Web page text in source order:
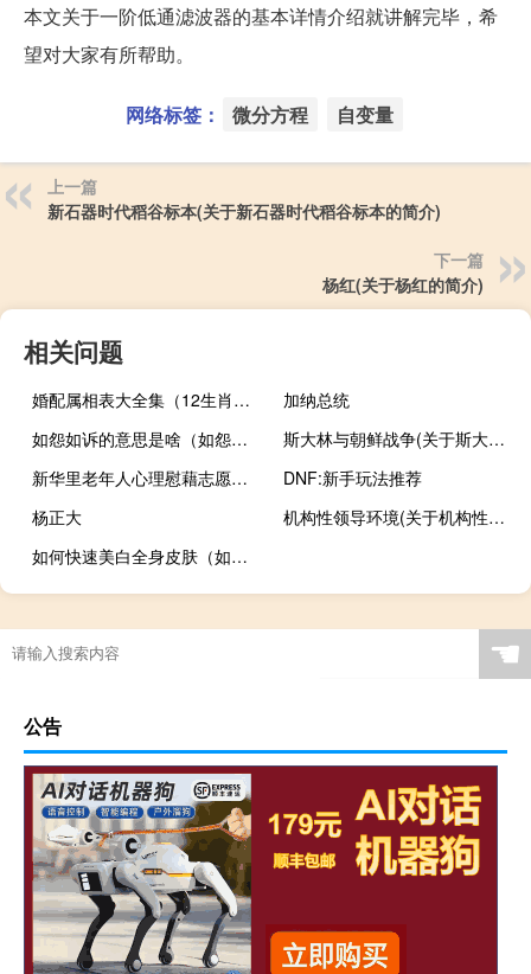
本文关于一阶低通滤波器的基本详情介绍就讲解完毕，希
望对大家有所帮助。
网络标签： 微分方程 自变量
上一篇
新石器时代稻谷标本(关于新石器时代稻谷标本的简介)
下一篇
杨红(关于杨红的简介)
相关问题
婚配属相表大全集（12生肖婚姻最佳配对表）
加纳总统
如怨如诉的意思是啥（如怨如诉的意思是啥）
斯大林与朝鲜战争(关于斯大林与朝鲜战争的简介)
新华里老年人心理慰藉志愿者服务队(关于新华里老年人心理慰藉志愿者服务队的简介)
DNF:新手玩法推荐
杨正大
机构性领导环境(关于机构性领导环境的简介)
如何快速美白全身皮肤（如何快速美白皮肤）
☚
公告